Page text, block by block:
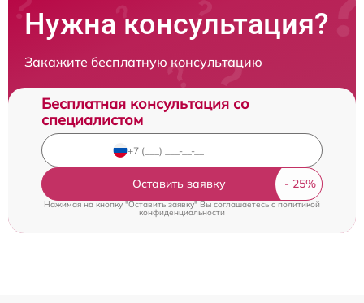
Нужна консультация?
Закажите бесплатную консультацию
Бесплатная консультация со
специалистом
Оставить заявку
Нажимая на кнопку "Оставить заявку" Вы соглашаетесь c политикой
конфиденциальности